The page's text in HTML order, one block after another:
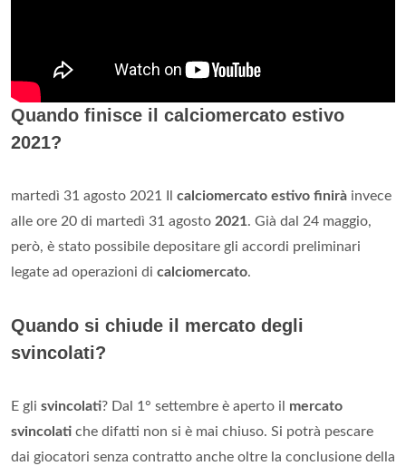
Quando finisce il calciomercato estivo
2021?
martedì 31 agosto 2021 Il calciomercato estivo finirà invece
alle ore 20 di martedì 31 agosto 2021. Già dal 24 maggio,
però, è stato possibile depositare gli accordi preliminari
legate ad operazioni di calciomercato.
Quando si chiude il mercato degli
svincolati?
E gli svincolati? Dal 1° settembre è aperto il mercato
svincolati che difatti non si è mai chiuso. Si potrà pescare
dai giocatori senza contratto anche oltre la conclusione della